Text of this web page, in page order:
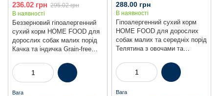
Беззерновий гіпоалергенний
сухий корм HOME FOOD для
дорослих собак малих порід
Качка та індичка Grain-free
236.02 грн 295.02 грн
В наявності
Вага
Гіпоалергенний сухий корм
HOME FOOD для дорослих
собак малих та середніх порід
Телятина з овочами та
Hypoallergenic, 700 г
288.00 грн
В наявності
Вага